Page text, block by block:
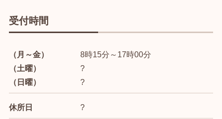
受付時間
（月～金）
（土曜）
（日曜）
8時15分～17時00分
?
?
休所日 ?